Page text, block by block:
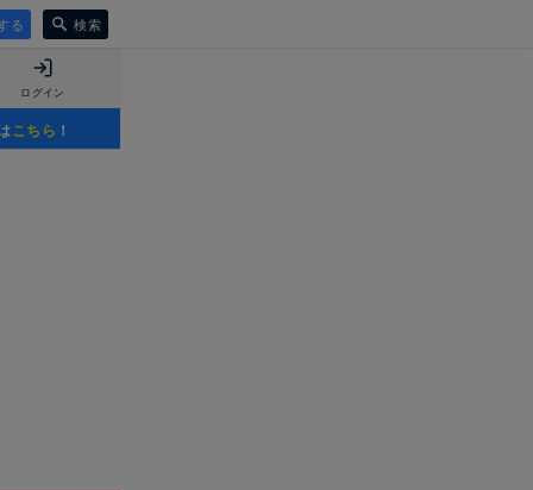
る 検索
ログイン
こちら ！